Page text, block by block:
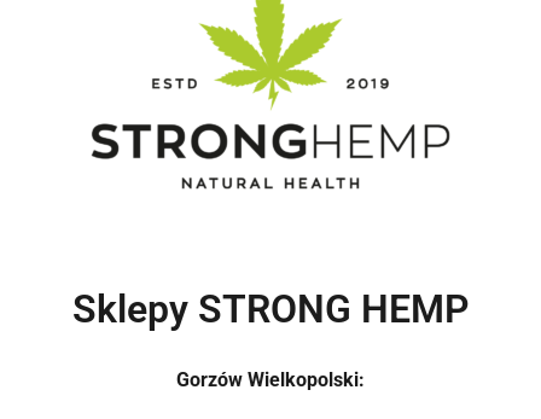
Sklepy STRONG HEMP
Gorzów Wielkopolski: